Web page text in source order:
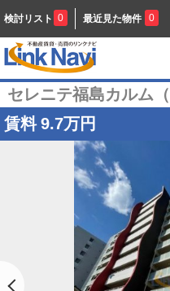
検討リスト 0 最近見た物件 0
セレニテ福島カルム（
賃料 9.7万円